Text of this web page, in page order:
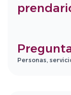
Personas,